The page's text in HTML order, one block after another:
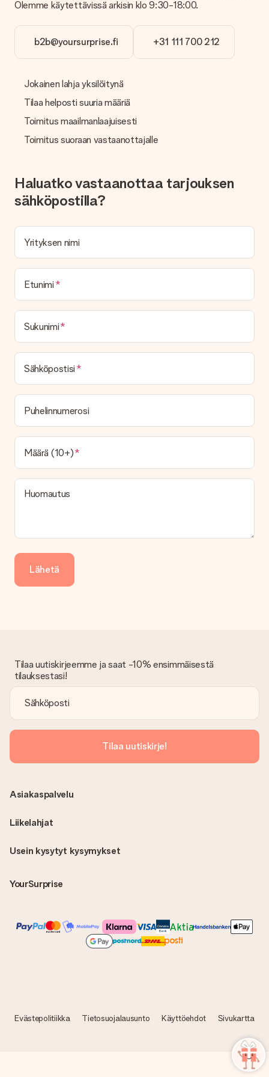
vastaanottajalle, mikä tekee siitä todellisen yllätyksen!
Olemme käytettävissä arkisin klo 9:30-18:00.
b2b@yoursurprise.fi +31 111 700 212
Jokainen lahja yksilöitynä
Tilaa helposti suuria määriä
Toimitus maailmanlaajuisesti
Toimitus suoraan vastaanottajalle
Haluatko vastaanottaa tarjouksen
sähköpostilla?
Yrityksen nimi
Etunimi
Sukunimi
Sähköpostisi
Puhelinnumerosi
Määrä (10+)
Huomautus
Lähetä
Tilaa uutiskirjeemme ja saat -10% ensimmäisestä
tilauksestasi!
Tilaa uutiskirje!
Usein kysytyt kysymykset
YourSurprise
Asiakaspalvelu
Liikelahjat
Evästepolitiikka Tietosuojalausunto Käyttöehdot Sivukartta